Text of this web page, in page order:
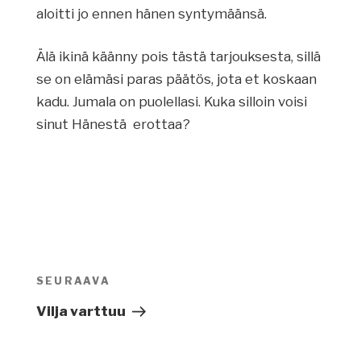
aloitti jo ennen hänen syntymäänsä.
Älä ikinä käänny pois tästä tarjouksesta, sillä
se on elämäsi paras päätös, jota et koskaan
kadu. Jumala on puolellasi. Kuka silloin voisi
sinut Hänestä erottaa?
selaus
Seuraava
artikkeli
SEURAAVA
Vilja varttuu